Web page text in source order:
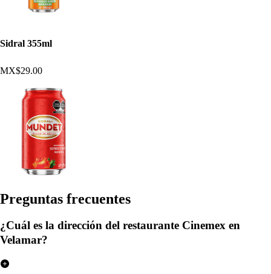
Sidral 355ml
MX$29.00
Preguntas frecuentes
¿Cuál es la dirección del restaurante Cinemex en
Velamar?